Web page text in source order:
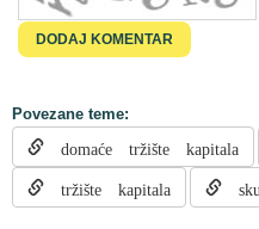
Povezane teme:
domaće tržište kapitala
tržište kapitala